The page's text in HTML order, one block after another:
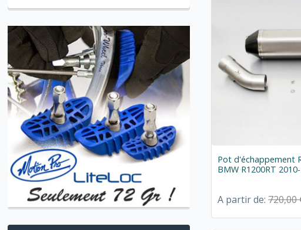
Pot d'échappement
BMW R1200RT
A partir de:720,00